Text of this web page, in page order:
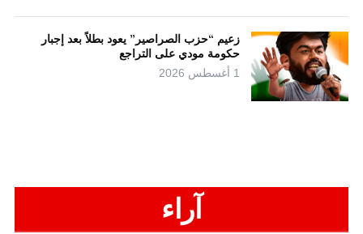
زعيم “حزب الصراصير” يعود بطلاً بعد إجبار
حكومة مودي على التراجع
1 أغسطس 2026
آراء